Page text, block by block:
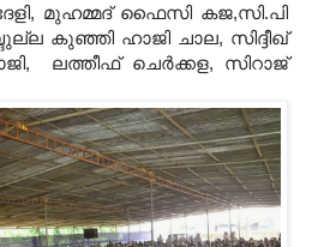
മുഹമ്മദ് ഫൈസി കജ,സി.പി
കുഞ്ഞി ഹാജി ചാല, സിദ്ദീഖ്
ലത്തീഫ് ചെര്‍ക്കള, സിറാജ്